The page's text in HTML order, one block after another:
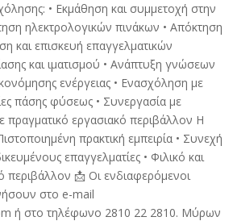
• Εκμάθηση και συμμετοχή στην
ηλεκτρολογικών πινάκων • Απόκτηση
και επισκευή επαγγελματικών
και ιματισμού • Ανάπτυξη γνώσεων
ενέργειας • Ενασχόληση με
πάσης φύσεως • Συνεργασία με
πραγματικό εργασιακό περιβάλλον Η
πρακτική εμπειρία • Συνεχή
επαγγελματίες • Φιλικό και
περιβάλλον 📩 Οι ενδιαφερόμενοι
στο e-mail
ή στο τηλέφωνο 2810 22 2810. Μύρων